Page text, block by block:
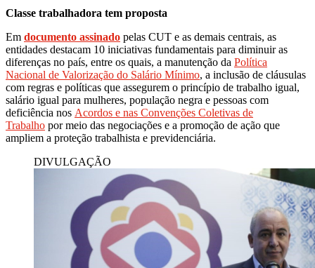
Classe trabalhadora tem proposta
Em documento assinado pelas CUT e as demais centrais, as
entidades destacam 10 iniciativas fundamentais para diminuir as
diferenças no país, entre os quais, a manutenção da Política
Nacional de Valorização do Salário Mínimo, a inclusão de cláusulas
com regras e políticas que assegurem o princípio de trabalho igual,
salário igual para mulheres, população negra e pessoas com
deficiência nos Acordos e nas Convenções Coletivas de
Trabalho por meio das negociações e a promoção de ação que
ampliem a proteção trabalhista e previdenciária.
DIVULGAÇÃO